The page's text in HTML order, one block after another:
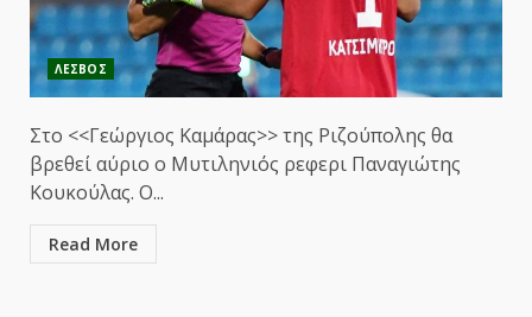
ΛΕΣΒΟΣ
Στο <<Γεώργιος Καμάρας>> της Ριζούπολης θα
βρεθεί αύριο ο Μυτιληνιός ρεφερι Παναγιώτης
Κουκούλας. Ο...
Read More